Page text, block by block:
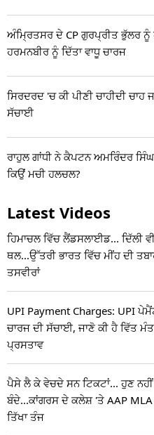
ਅੰਮ੍ਰਿਤਸਰ ਦੇ CP ਗੁਰਪ੍ਰੀਤ ਭੁੱਲਰ
ਹਰਮਨਬੀਰ ਨੂੰ ਦਿੱਤਾ ਵਾਧੂ ਚਾਰਜ
ਸਿਰਦਰਦ 'ਚ ਕੀ ਪੀਣੀ ਚਾਹੀਦੀ ਚਾਹ
ਸੱਚਾਈ
ਰਾਹੁਲ ਗਾਂਧੀ ਨੇ ਕੈਪਟਨ ਅਮਰਿੰਦਰ ਸਿੰਘ
ਕਿਉਂ ਮਚੀ ਹਲਚਲ?
Latest Videos
ਹਿਮਾਚਲ ਵਿੱਚ ਲੈਂਡਸਲਾਈਡ... ਦਿੱਲੀ
ਥਲ...ਉੱਤਰੀ ਭਾਰਤ ਵਿੱਚ ਮੀਂਹ ਦੀ
ਤਸਵੀਰਾਂ
UPI Payment Charges: UPI
ਚਾਰਜ ਦੀ ਸੱਚਾਈ, ਜਾਣੋ ਕੀ ਹੈ ਵਿੱਤ
ਪ੍ਰਸਤਾਵ
ਪੈਸੇ ਲੈ ਕੇ ਵੇਚਦੇ ਸਨ ਟਿਕਟਾਂ... ਹੁਣ
ਬੰਦੇ...ਕਾਂਗਰਸ ਦੇ ਕਲੇਸ਼ 'ਤੇ AAP
ਤਿੱਖਾ ਤੰਜ